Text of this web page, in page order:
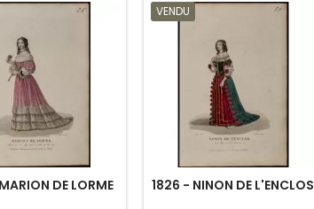
DE LORME
VENDU
1826 - NINON DE L'ENCLOS